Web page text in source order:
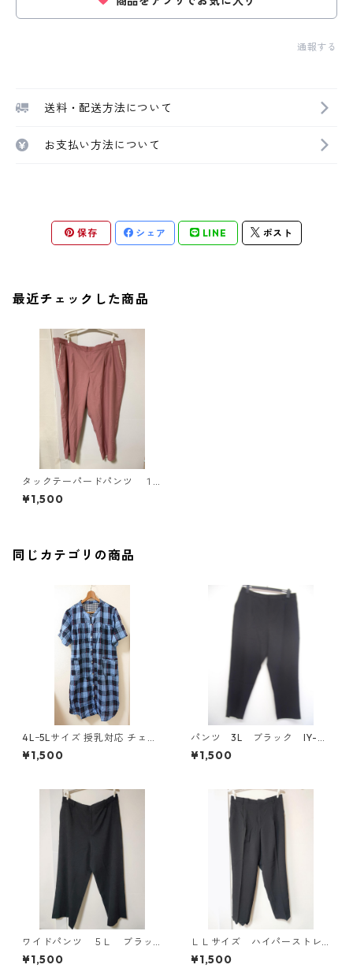
通報する
送料・配送方法について
お支払い方法について
保存 シェア LINE ポスト
最近チェックした商品
タックテーパードパンツ １
０Ｌ ピンク KAE-4269
¥1,500
同じカテゴリの商品
4Lｰ5Lサイズ 授乳対応 チェッ
ク柄 半袖ルームウェア マタニ
ティ ブルー系/グレー ◆KIY-1
¥1,500
パンツ 3L ブラック IY-45
25
¥1,500
ワイドパンツ ５Ｌ ブラッ
ク KAE-4725
¥1,500
ＬＬサイズ ハイパーストレ
ッチ センタープレスパン
ツ ブラック KAE-4704
¥1,500